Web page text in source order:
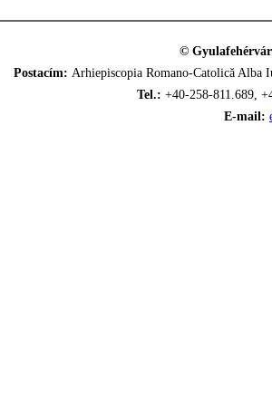
©
Postacím: Arhiepiscopia Romano-Catolică
Tel.: +40-258-811.689,
E-mail: